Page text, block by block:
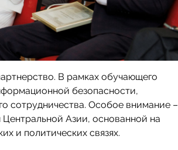
В рамках обучающего
безопасности,
сотрудничества. Особое внимание –
Азии, основанной на
и политических связях.